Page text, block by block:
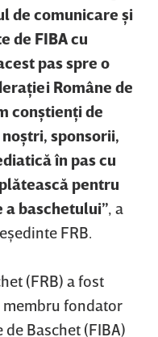
de comunicare şi
de FIBA cu
pas spre o
Române de
conştienţi de
sponsorii,
în pas cu
pentru
baschetului”, a
FRB.
(FRB) a fost
membru fondator
Baschet (FIBA)